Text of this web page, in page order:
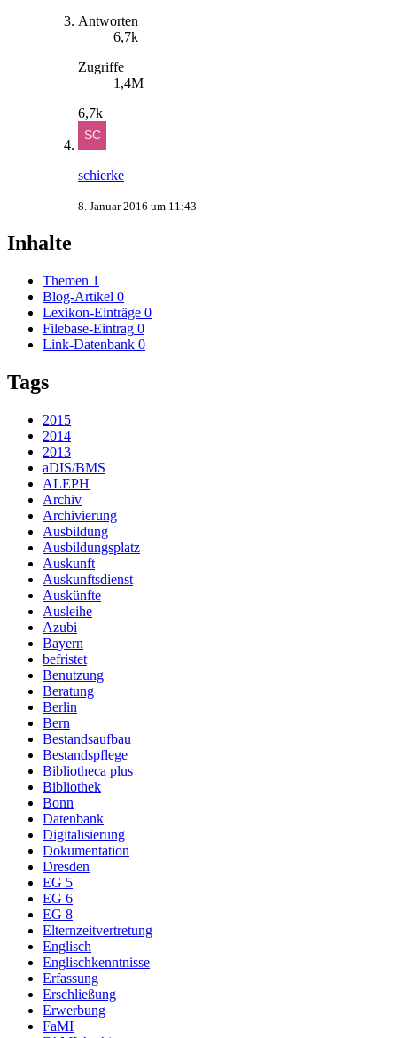
Antworten
6,7k
Zugriffe
1,4M
6,7k
schierke
8. Januar 2016 um 11:43
Inhalte
Themen 1
Blog-Artikel 0
Lexikon-Einträge 0
Filebase-Eintrag 0
Link-Datenbank 0
Tags
2015
2014
2013
aDIS/BMS
ALEPH
Archiv
Archivierung
Ausbildung
Ausbildungsplatz
Auskunft
Auskunftsdienst
Auskünfte
Ausleihe
Azubi
Bayern
befristet
Benutzung
Beratung
Berlin
Bern
Bestandsaufbau
Bestandspflege
Bibliotheca plus
Bibliothek
Bonn
Datenbank
Digitalisierung
Dokumentation
Dresden
EG 5
EG 6
EG 8
Elternzeitvertretung
Englisch
Englischkenntnisse
Erfassung
Erschließung
Erwerbung
FaMI